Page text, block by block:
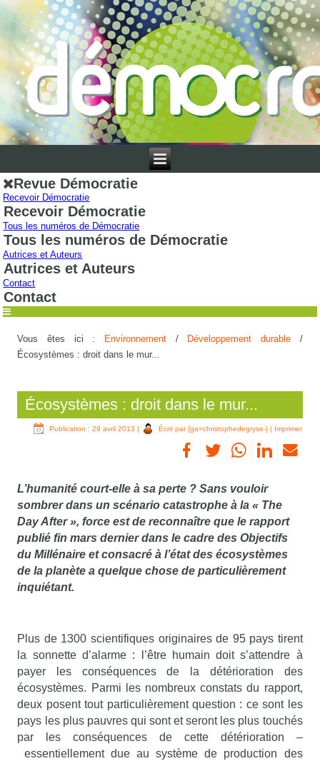
Revue Démocratie
Recevoir Démocratie
Recevoir Démocratie
Tous les numéros de Démocratie
Tous les numéros de Démocratie
Autrices et Auteurs
Autrices et Auteurs
Contact
Contact
Vous êtes ici : Environnement / Développement durable/
Écosystèmes : droit dans le mur...
Écosystèmes : droit dans le mur...
Publication : 29 avril 2013 | Écrit par {ga=christophedegryse-}| Imprimer
L’humanité court-elle à sa perte ? Sans vouloir
sombrer dans un scénario catastrophe à la « The
Day After », force est de reconnaître que le rapport
publié fin mars dernier dans le cadre des Objectifs
du Millénaire et consacré à l’état des écosystèmes
de la planète a quelque chose de particulièrement
inquiétant.
Plus de 1300 scientifiques originaires de 95 pays tirent
la sonnette d’alarme : l’être humain doit s’attendre à
payer les conséquences de la détérioration des
écosystèmes. Parmi les nombreux constats du rapport,
deux posent tout particulièrement question : ce sont les
pays les plus pauvres qui sont et seront les plus touchés
par les conséquences de cette détérioration –
essentiellement due au système de production des